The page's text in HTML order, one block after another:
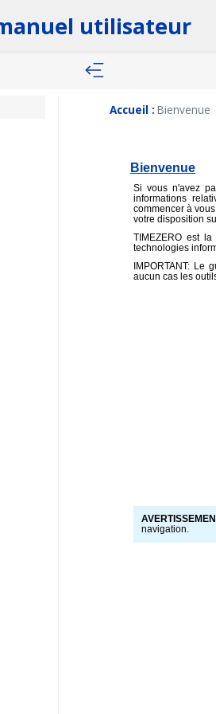
manuel utilisateur
Accueil : Bienvenue
Bienvenue
Si vous n'avez
informations
commencer à
votre disposition
TIMEZERO est la
technologies
IMPORTANT:
aucun cas les
navigation.